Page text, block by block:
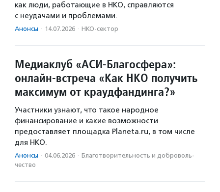
как люди, работающие в НКО, справляются
с неудачами и проблемами.
Анонсы · 14.07.2026 · НКО-сектор
Медиаклуб «АСИ-Благосфера»:
онлайн-встреча «Как НКО получить
максимум от краудфандинга?»
Участники узнают, что такое народное
финансирование и какие возможности
предоставляет площадка Planeta.ru, в том числе
для НКО.
Анонсы · 04.06.2026 · Благотвори­тель­ность и доброволь­
чест­во